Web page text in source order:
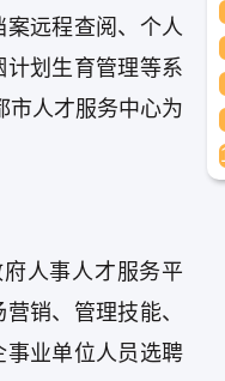
远程查阅、个人
划生育管理等系
市人才服务中心为
人事人才服务平
销、管理技能、
业单位人员选聘